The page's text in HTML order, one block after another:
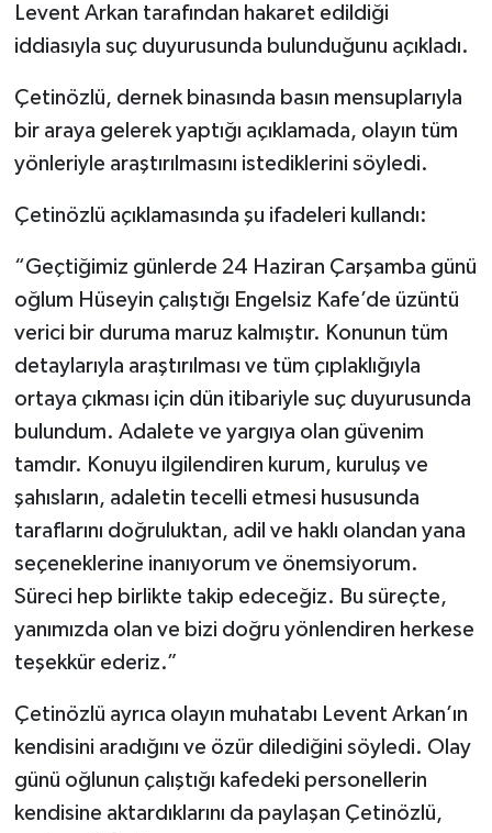
Levent Arkan tarafından hakaret edildiği
iddiasıyla suç duyurusunda bulunduğunu açıkladı.
Çetinözlü, dernek binasında basın mensuplarıyla
bir araya gelerek yaptığı açıklamada, olayın tüm
yönleriyle araştırılmasını istediklerini söyledi.
Çetinözlü açıklamasında şu ifadeleri kullandı:
“Geçtiğimiz günlerde 24 Haziran Çarşamba günü
oğlum Hüseyin çalıştığı Engelsiz Kafe’de üzüntü
verici bir duruma maruz kalmıştır. Konunun tüm
detaylarıyla araştırılması ve tüm çıplaklığıyla
ortaya çıkması için dün itibariyle suç duyurusunda
bulundum. Adalete ve yargıya olan güvenim
tamdır. Konuyu ilgilendiren kurum, kuruluş ve
şahısların, adaletin tecelli etmesi hususunda
taraflarını doğruluktan, adil ve haklı olandan yana
seçeneklerine inanıyorum ve önemsiyorum.
Süreci hep birlikte takip edeceğiz. Bu süreçte,
yanımızda olan ve bizi doğru yönlendiren herkese
teşekkür ederiz.”
Çetinözlü ayrıca olayın muhatabı Levent Arkan’ın
kendisini aradığını ve özür dilediğini söyledi. Olay
günü oğlunun çalıştığı kafedeki personellerin
kendisine aktardıklarını da paylaşan Çetinözlü,